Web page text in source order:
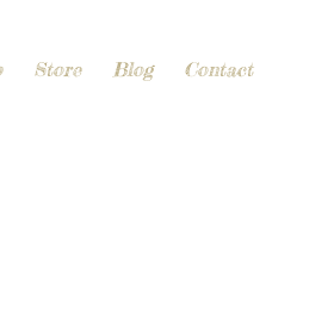
Store Blog Contact